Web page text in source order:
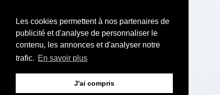
Les cookies permettent à nos partenaires de
publicité et d'analyse de personnaliser le
contenu, les annonces et d'analyser notre
trafic. En savoir plus
J'ai compris